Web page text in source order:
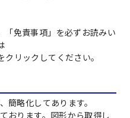
「免責事項」を必ずお読みい
クリックしてください。
簡略化してあります。
おります。図形から取得し